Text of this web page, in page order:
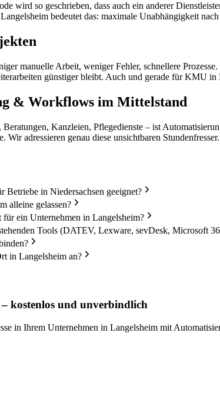
wird so geschrieben, dass auch ein anderer
bedeutet das: maximale Unabhängigkeit
manuelle Arbeit, weniger Fehler, schnellere
günstiger bleibt. Auch und gerade für KMU in
& Workflows im Mittelstand
Kanzleien, Pflegedienste – ist
adressieren genau diese unsichtbaren Stundenfresser.
in Niedersachsen geeignet?
alleine gelassen?
ein Unternehmen in Langelsheim?
Tools (DATEV, Lexware, sevDesk, Microsoft
in Langelsheim an?
kostenlos und unverbindlich
in Ihrem Unternehmen in Langelsheim mit